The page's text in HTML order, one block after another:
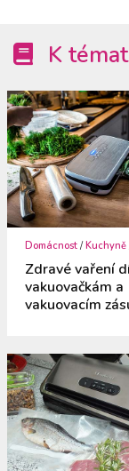
K
Domácnost /Kuchyně
Zdravé vaření
vakuovačkám a
vakuovacím